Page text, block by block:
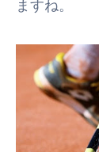
ますね。